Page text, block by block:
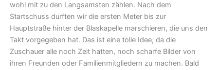
wohl mit zu den Langsamsten zählen. Nach dem
Startschuss durften wir die ersten Meter bis zur
Hauptstraße hinter der Blaskapelle marschieren, die uns den
Takt vorgegeben hat. Das ist eine tolle Idee, da die
Zuschauer alle noch Zeit hatten, noch scharfe Bilder von
ihren Freunden oder Familienmitgliedern zu machen. Bald